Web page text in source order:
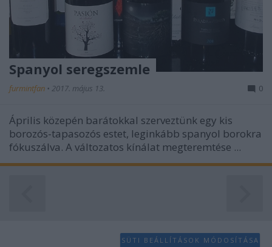
Spanyol seregszemle
furmintfan • 2017. május 13. 0
Április közepén barátokkal szerveztünk egy kis
borozós-tapasozós estet, leginkább spanyol borokra
fókuszálva. A változatos kínálat megteremtése ...
SÜTI BEÁLLÍTÁSOK MÓDOSÍTÁSA